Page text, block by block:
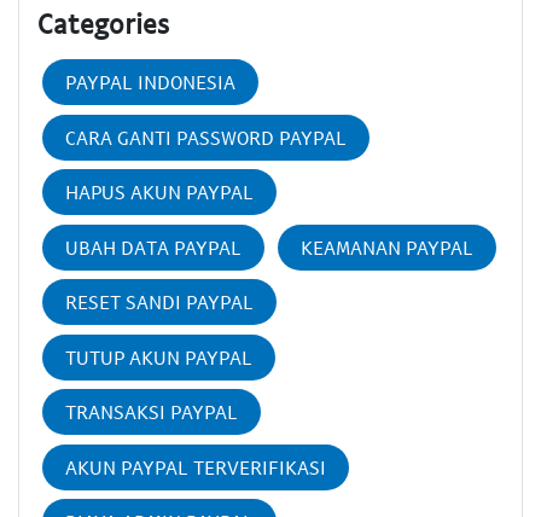
Categories
PAYPAL INDONESIA
CARA GANTI PASSWORD PAYPAL
HAPUS AKUN PAYPAL
UBAH DATA PAYPAL KEAMANAN PAYPAL
RESET SANDI PAYPAL
TUTUP AKUN PAYPAL
TRANSAKSI PAYPAL
AKUN PAYPAL TERVERIFIKASI